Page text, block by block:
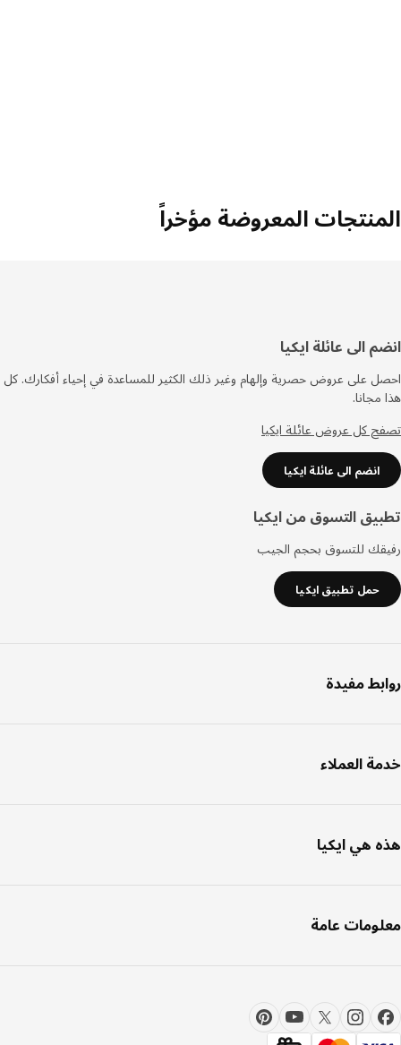
المعروضة مؤخراً
الى عائلة ايكيا
على عروض حصرية وإلهام وغير ذلك الكثير للمساعدة في إحياء أفكارك. كل
كل عروض عائلة ايكيا
انضم الى عائلة ايكيا
التسوق من ايكيا
للتسوق بحجم الجيب
حمل تطبيق ايكيا
مفيدة
العملاء
هي ايكيا
عامة